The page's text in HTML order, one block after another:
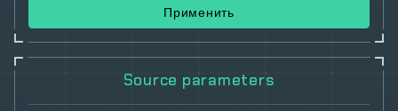
Применить
Source parameters